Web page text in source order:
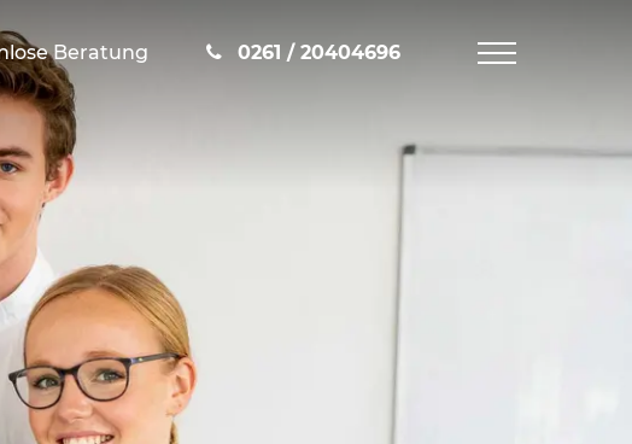
Beratung 0261 / 20404696
Navigation